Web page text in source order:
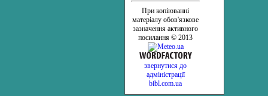
При копіюванні
матеріалу обов'язкове
зазначення активного
посилання © 2013
звернутися до
адміністрації
bibl.com.ua